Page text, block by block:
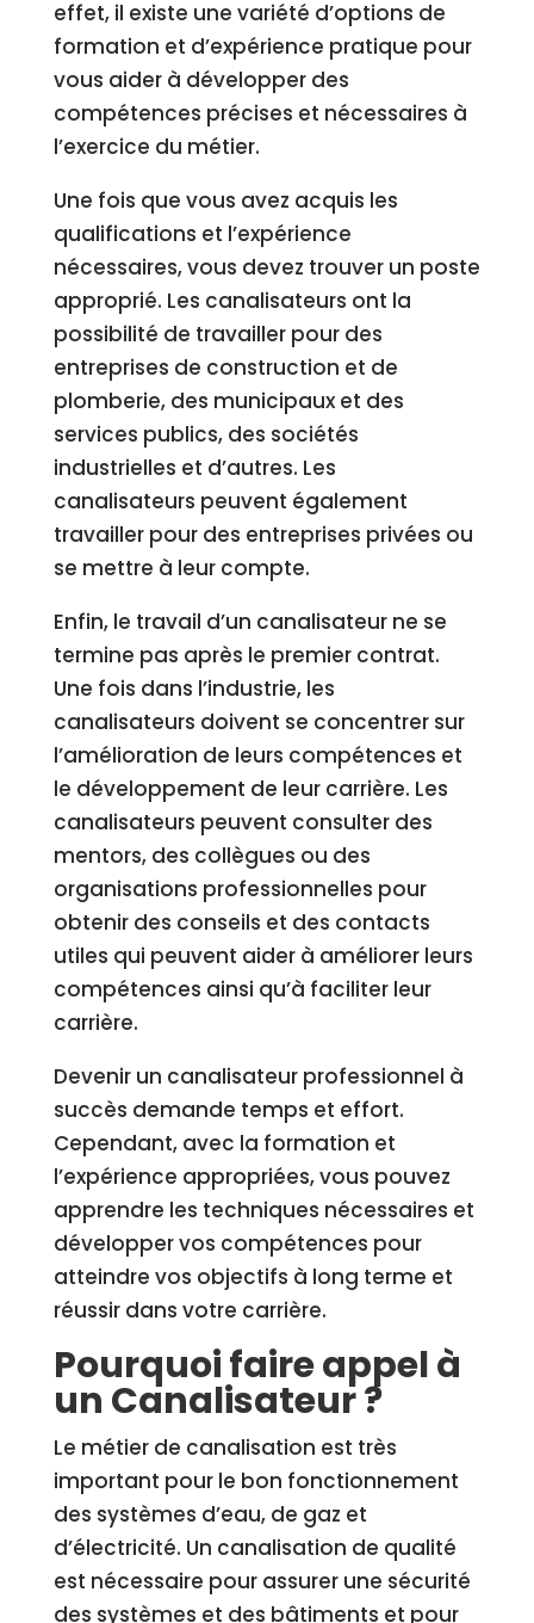
effet, il existe une variété d’options de
formation et d’expérience pratique pour
vous aider à développer des
compétences précises et nécessaires à
l’exercice du métier.
Une fois que vous avez acquis les
qualifications et l’expérience
nécessaires, vous devez trouver un poste
approprié. Les canalisateurs ont la
possibilité de travailler pour des
entreprises de construction et de
plomberie, des municipaux et des
services publics, des sociétés
industrielles et d’autres. Les
canalisateurs peuvent également
travailler pour des entreprises privées ou
se mettre à leur compte.
Enfin, le travail d’un canalisateur ne se
termine pas après le premier contrat.
Une fois dans l’industrie, les
canalisateurs doivent se concentrer sur
l’amélioration de leurs compétences et
le développement de leur carrière. Les
canalisateurs peuvent consulter des
mentors, des collègues ou des
organisations professionnelles pour
obtenir des conseils et des contacts
utiles qui peuvent aider à améliorer leurs
compétences ainsi qu’à faciliter leur
carrière.
Devenir un canalisateur professionnel à
succès demande temps et effort.
Cependant, avec la formation et
l’expérience appropriées, vous pouvez
apprendre les techniques nécessaires et
développer vos compétences pour
atteindre vos objectifs à long terme et
réussir dans votre carrière.
Pourquoi faire appel à
un Canalisateur ?
Le métier de canalisation est très
important pour le bon fonctionnement
des systèmes d’eau, de gaz et
d’électricité. Un canalisation de qualité
est nécessaire pour assurer une sécurité
des systèmes et des bâtiments et pour